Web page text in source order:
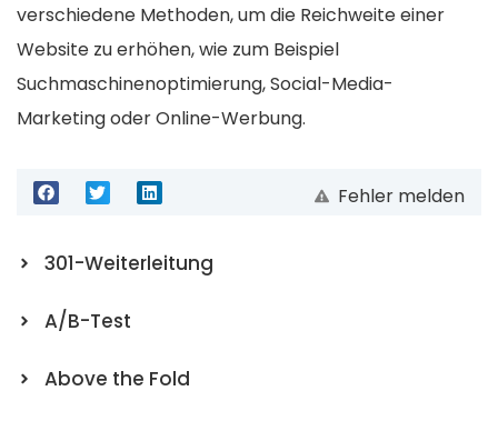
verschiedene Methoden, um die Reichweite einer
Website zu erhöhen, wie zum Beispiel
Suchmaschinenoptimierung, Social-Media-
Marketing oder Online-Werbung.
Fehler melden
301-Weiterleitung
A/B-Test
Above the Fold